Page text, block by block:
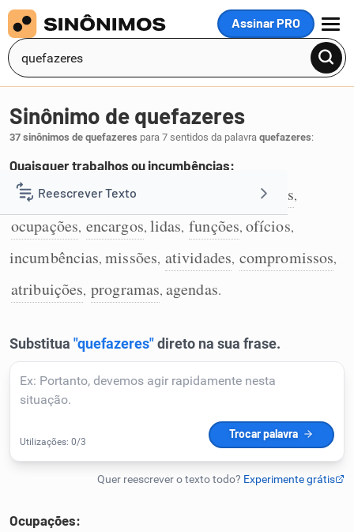
Assinar PRO
MENU
Reescrever Texto
Resumir Texto
Corrigir Texto
Humanizador de IA
Cata-letras
Sinônimo de quefazeres
37 sinônimos de quefazeres para 7 sentidos da palavra quefazeres:
Quaisquer trabalhos ou incumbências:
1 tarefas,fainas,serviços deveres,
ocupações, encargos, lidas, funções, ofícios,
incumbências,missões, atividades, compromissos,
atribuições, programas,agendas.
Ocupações: